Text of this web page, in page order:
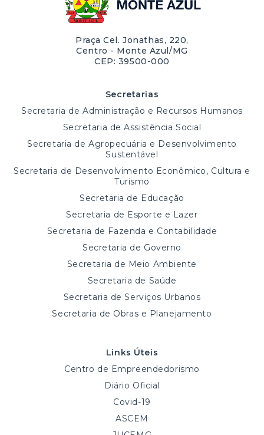
Praça Cel. Jonathas, 220,
Centro - Monte Azul/MG
CEP: 39500-000
Secretarias
Secretaria de Administração e Recursos Humanos
Secretaria de Assistência Social
Secretaria de Agropecuária e Desenvolvimento
Sustentável
Secretaria de Desenvolvimento Econômico, Cultura e
Turismo
Secretaria de Educação
Secretaria de Esporte e Lazer
Secretaria de Fazenda e Contabilidade
Secretaria de Governo
Secretaria de Meio Ambiente
Secretaria de Saúde
Secretaria de Serviços Urbanos
Secretaria de Obras e Planejamento
Links Úteis
Centro de Empreendedorismo
Diário Oficial
Covid-19
ASCEM